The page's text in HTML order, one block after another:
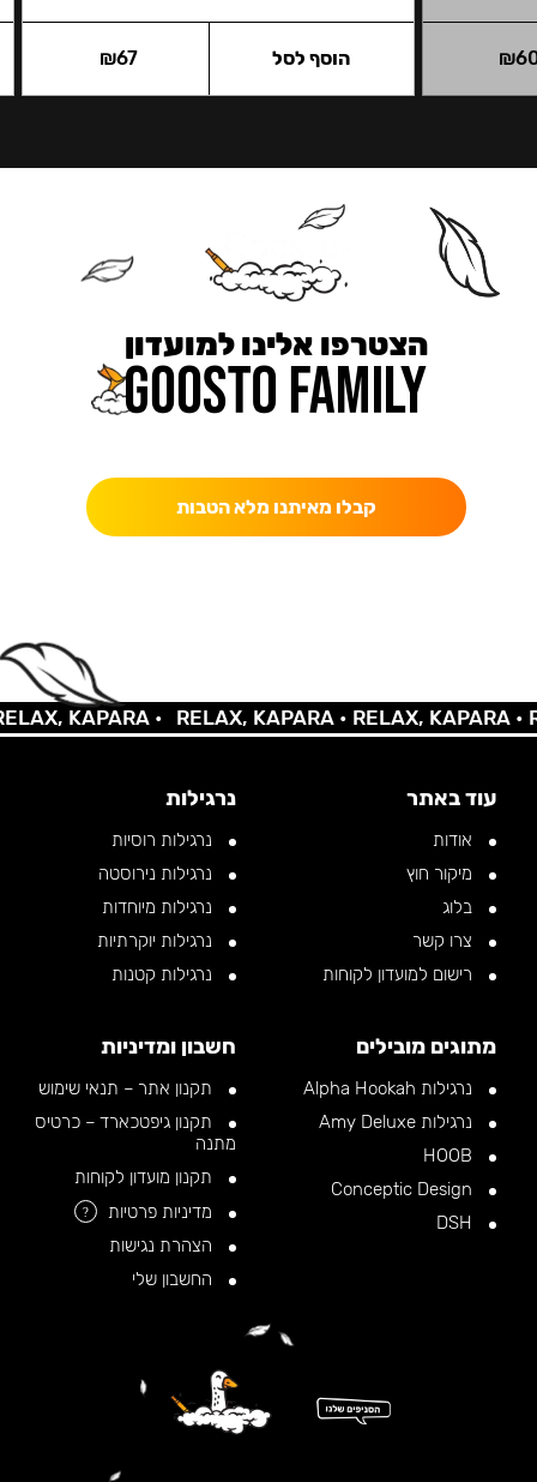
₪
₪67 הוסף לסל
הצטרפו אלינו למועדון
קבלו מאיתנו מלא הטבות
KAPARA • RELAX, KAPARA •RELAX, KAPARA •
עוד באתר
אודות
מיקור חוץ
בלוג
צרו קשר
רישום למועדון לקוחות
נרגילות
נרגילות רוסיות
נרגילות נירוסטה
נרגילות מיוחדות
נרגילות יוקרתיות
נרגילות קטנות
מתוגים מובילים
נרגילות Alpha Hookah
נרגילות Amy Deluxe
חשבון ומדיניות
תקנון אתר – תנאי שימוש
תקנון גיפטכארד – כרטיס
מתנה
תקנון מועדון לקוחות
מדיניות פרטיות
?
הצהרת נגישות
החשבון שלי